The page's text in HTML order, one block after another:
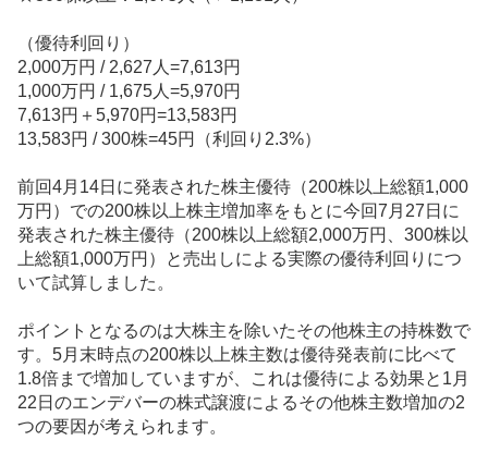
（優待利回り）
2,000万円 / 2,627人=7,613円
1,000万円 / 1,675人=5,970円
7,613円＋5,970円=13,583円
13,583円 / 300株=45円（利回り2.3%）
前回4月14日に発表された株主優待 （200株以上総額1,000
万円）での200株以上株主増加率をもとに今回7月27日に
発表された株主優待（200株以上総額2,000万円、300株以
上総額1,000万円）と売出しによる実際の優待利回りにつ
いて試算しました。
ポイントとなるのは大株主を除いたその他株主の持株数で
す。5月末時点の200株以上株主数は優待発表前に比べて
1.8倍まで増加していますが、これは優待による効果と1月
22日のエンデバーの株式譲渡によるその他株主数増加の2
つの要因が考えられます。